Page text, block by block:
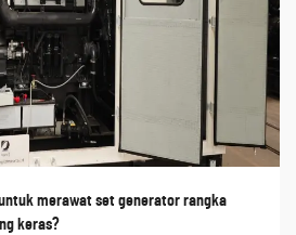
merawat set generator rangka
keras?